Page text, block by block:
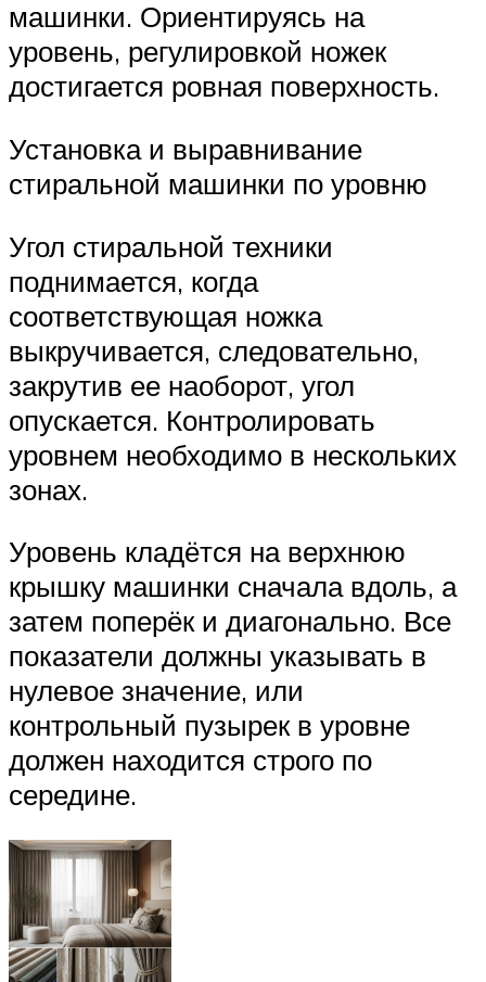
машинки. Ориентируясь на
уровень, регулировкой ножек
достигается ровная поверхность.
Установка и выравнивание
стиральной машинки по уровню
Угол стиральной техники
поднимается, когда
соответствующая ножка
выкручивается, следовательно,
закрутив ее наоборот, угол
опускается. Контролировать
уровнем необходимо в нескольких
зонах.
Уровень кладётся на верхнюю
крышку машинки сначала вдоль, а
затем поперёк и диагонально. Все
показатели должны указывать в
нулевое значение, или
контрольный пузырек в уровне
должен находится строго по
середине.